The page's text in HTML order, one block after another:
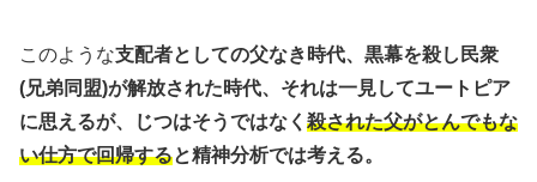
このような支配者としての父なき時代、黒幕を殺し民衆
(兄弟同盟)が解放された時代、それは一見してユートピア
に思えるが、じつはそうではなく 殺された父がとんでもな
い仕方で回帰すると精神分析では考える。